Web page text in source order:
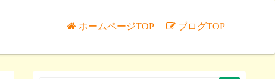
ホームページTOP ブログTOP